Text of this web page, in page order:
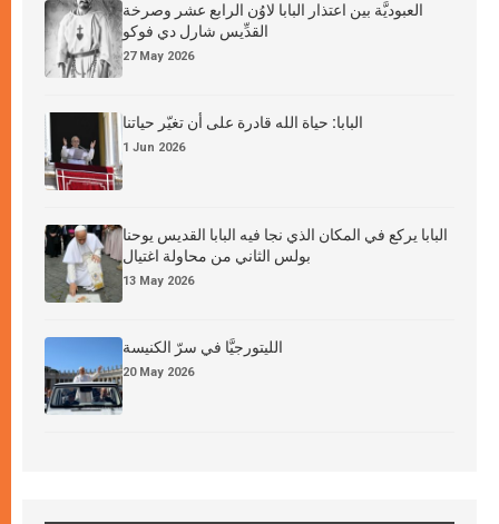
العبوديَّة بين اعتذار البابا لاوُن الرابع عشر وصرخة
القدِّيس شارل دي فوكو
27 May 2026
البابا: حياة الله قادرة على أن تغيّر حياتنا
1 Jun 2026
البابا يركع في المكان الذي نجا فيه البابا القديس يوحنا
بولس الثاني من محاولة اغتيال
13 May 2026
الليتورجيَّا في سرّ الكنيسة
20 May 2026